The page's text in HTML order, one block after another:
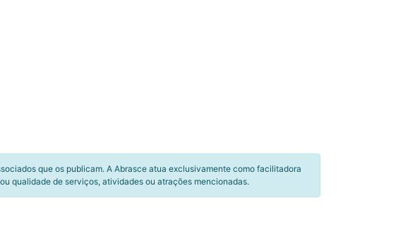
que os publicam. A Abrasce atua exclusivamente como facilitadora
qualidade de serviços, atividades ou atrações mencionadas.